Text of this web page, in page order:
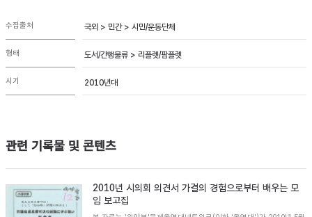
수집출처 국외 > 민간 > 시민/운동단체
형태 도서/간행물류 > 리플렛/팜플렛
시기 2010년대
관련 기록물 및 콘텐츠
2010년 시의회 의견서 가결의 경험으로부터 배우는 모
임 보고집